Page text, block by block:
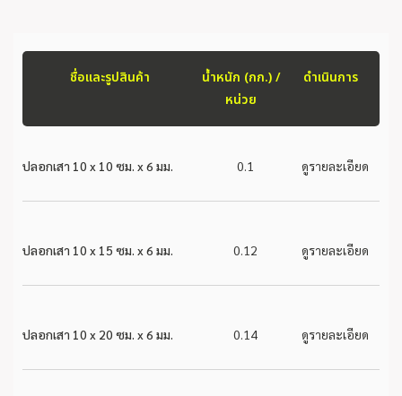
ชื่อและรูปสินค้า
น้ำหนัก (กก.) /
หน่วย
ดำเนินการ
ปลอกเสา 10 x 10 ซม. x 6 มม. 0.1 ดูรายละเอียด
ปลอกเสา 10 x 15 ซม. x 6 มม. 0.12 ดูรายละเอียด
ปลอกเสา 10 x 20 ซม. x 6 มม. 0.14 ดูรายละเอียด